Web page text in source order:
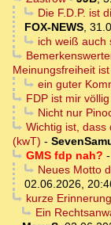
Die F.D.P. ist
FOX-NEWS,
ich weiß auch
Meinungsfreiheit
ein guter
FDP ist mir
Nicht nur
Wichtig ist, dass
(kwT) -
GMS fdp nah? -
Neues Motto
02.06.2026,
kurze
Ein